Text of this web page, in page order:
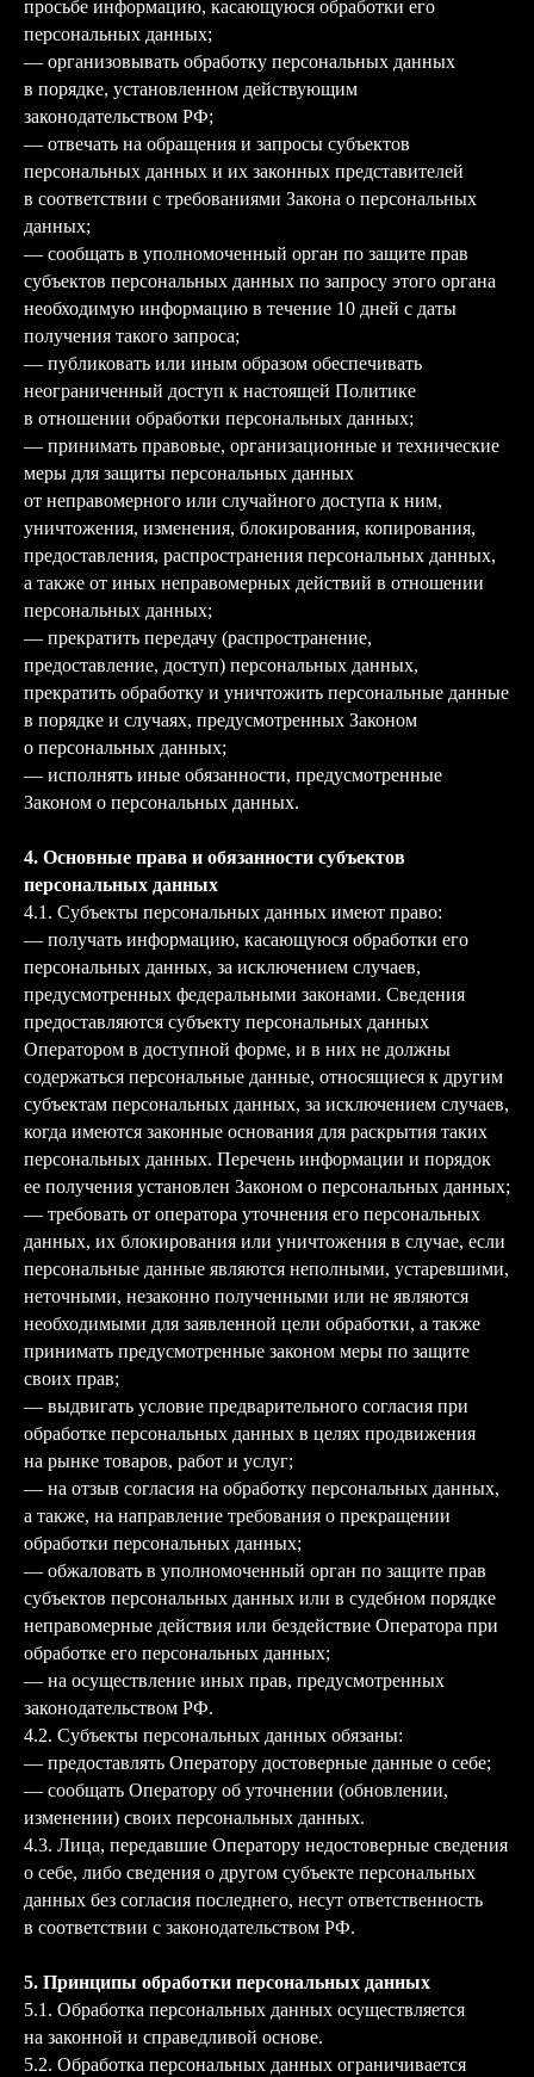
просьбе информацию, касающуюся обработки его
персональных данных;
— организовывать обработку персональных данных
в порядке, установленном действующим
законодательством РФ;
— отвечать на обращения и запросы субъектов
персональных данных и их законных представителей
в соответствии с требованиями Закона о персональных
данных;
— сообщать в уполномоченный орган по защите прав
субъектов персональных данных по запросу этого органа
необходимую информацию в течение 10 дней с даты
получения такого запроса;
— публиковать или иным образом обеспечивать
неограниченный доступ к настоящей Политике
в отношении обработки персональных данных;
— принимать правовые, организационные и технические
меры для защиты персональных данных
от неправомерного или случайного доступа к ним,
уничтожения, изменения, блокирования, копирования,
предоставления, распространения персональных данных,
а также от иных неправомерных действий в отношении
персональных данных;
— прекратить передачу (распространение,
предоставление, доступ) персональных данных,
прекратить обработку и уничтожить персональные данные
в порядке и случаях, предусмотренных Законом
о персональных данных;
— исполнять иные обязанности, предусмотренные
Законом о персональных данных.
4. Основные права и обязанности субъектов
персональных данных
4.1. Субъекты персональных данных имеют право:
— получать информацию, касающуюся обработки его
персональных данных, за исключением случаев,
предусмотренных федеральными законами. Сведения
предоставляются субъекту персональных данных
Оператором в доступной форме, и в них не должны
содержаться персональные данные, относящиеся к другим
субъектам персональных данных, за исключением случаев,
когда имеются законные основания для раскрытия таких
персональных данных. Перечень информации и порядок
ее получения установлен Законом о персональных данных;
— требовать от оператора уточнения его персональных
данных, их блокирования или уничтожения в случае, если
персональные данные являются неполными, устаревшими,
неточными, незаконно полученными или не являются
необходимыми для заявленной цели обработки, а также
принимать предусмотренные законом меры по защите
своих прав;
— выдвигать условие предварительного согласия при
обработке персональных данных в целях продвижения
на рынке товаров, работ и услуг;
— на отзыв согласия на обработку персональных данных,
а также, на направление требования о прекращении
обработки персональных данных;
— обжаловать в уполномоченный орган по защите прав
субъектов персональных данных или в судебном порядке
неправомерные действия или бездействие Оператора при
обработке его персональных данных;
— на осуществление иных прав, предусмотренных
законодательством РФ.
4.2. Субъекты персональных данных обязаны:
— предоставлять Оператору достоверные данные о себе;
— сообщать Оператору об уточнении (обновлении,
изменении) своих персональных данных.
4.3. Лица, передавшие Оператору недостоверные сведения
о себе, либо сведения о другом субъекте персональных
данных без согласия последнего, несут ответственность
в соответствии с законодательством РФ.
5. Принципы обработки персональных данных
5.1. Обработка персональных данных осуществляется
на законной и справедливой основе.
5.2. Обработка персональных данных ограничивается